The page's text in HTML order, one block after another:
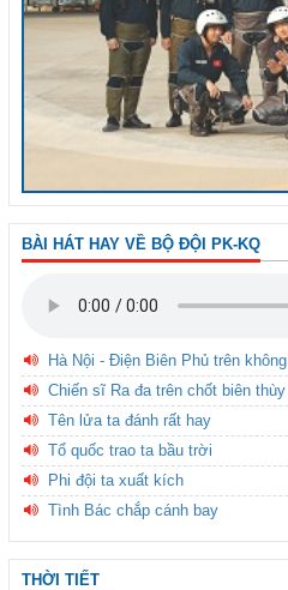
BÀI HÁT HAY VỀ BỘ ĐỘI PK-KQ
Hà Nội - Điện Biên Phủ trên không
Chiến sĩ Ra đa trên chốt biên thùy
Tên lửa ta đánh rất hay
Tổ quốc trao ta bầu trời
Phi đội ta xuất kích
Tình Bác chắp cánh bay
THỜI TIẾT